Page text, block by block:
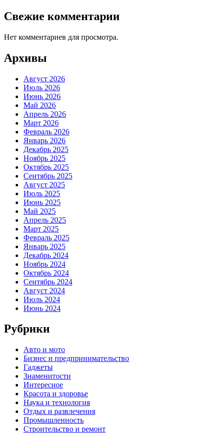
Свежие комментарии
Нет комментариев для просмотра.
Архивы
Август 2026
Июль 2026
Июнь 2026
Май 2026
Апрель 2026
Март 2026
Февраль 2026
Январь 2026
Декабрь 2025
Ноябрь 2025
Октябрь 2025
Сентябрь 2025
Август 2025
Июль 2025
Июнь 2025
Май 2025
Апрель 2025
Март 2025
Февраль 2025
Январь 2025
Декабрь 2024
Ноябрь 2024
Октябрь 2024
Сентябрь 2024
Август 2024
Июль 2024
Июнь 2024
Рубрики
Авто и мото
Бизнес и предпринимательство
Гаджеты
Знаменитости
Интересное
Красота и здоровье
Наука и технология
Отдых и развлечения
Промышленность
Строительство и ремонт